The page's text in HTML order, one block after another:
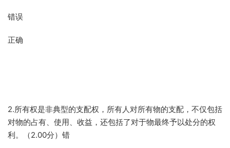
错误
正确
2.所有权是非典型的支配权，所有人对所有物的支配，不仅包括
对物的占有、使用、收益，还包括了对于物最终予以处分的权
利。（2.00分）错